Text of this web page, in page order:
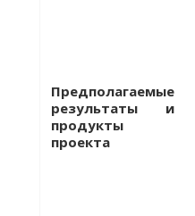
Предполагаемые
результаты и
продукты
проекта